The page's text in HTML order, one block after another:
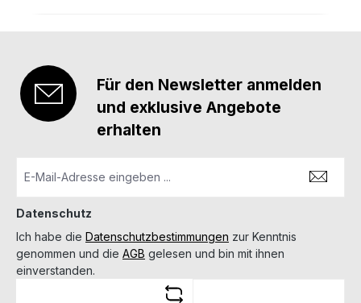
Für den Newsletter anmelden
und exklusive Angebote
erhalten
Datenschutz
Ich habe die Datenschutzbestimmungen zur Kenntnis
genommen und die AGB gelesen und bin mit ihnen
einverstanden.